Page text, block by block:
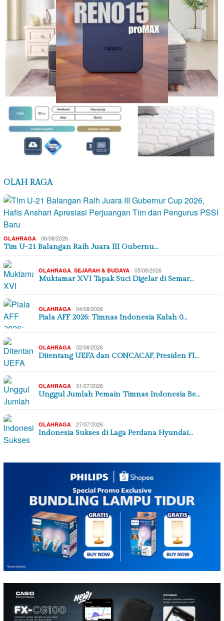
OLAH RAGA
OLAHRAGA 06/08/2026
Tim U-21 Balangan Raih Juara III Gubernu…
OLAHRAGA SEJARAH & BUDAYA 05/08/2026
Muktamar XVI Tapak Suci Digelar di Semar…
OLAHRAGA 04/08/2026
Piala AFF 2026: Timnas Indonesia Kalah 0…
OLAHRAGA 02/08/2026
Ditentang UEFA dan CONCACAF, Presiden FI…
OLAHRAGA 31/07/2026
Unggul Jumlah Pemain Timnas Indonesia Be…
OLAHRAGA 27/07/2026
Indonesia Sukses di Laga Perdana Hyundai…